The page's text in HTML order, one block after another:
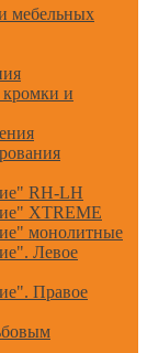
мебельных
кромки и
RH-LH
XTREME
монолитные
Левое
Правое